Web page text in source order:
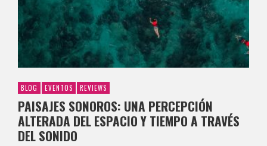
BLOG EVENTOS REVIEWS
PAISAJES SONOROS: UNA PERCEPCIÓN
ALTERADA DEL ESPACIO Y TIEMPO A TRAVÉS
DEL SONIDO